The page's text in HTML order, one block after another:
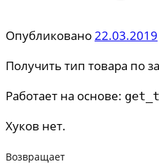
Опубликовано 22.03.2019
Получить тип товара по
Работает на основе:
Хуков нет.
Возвращает